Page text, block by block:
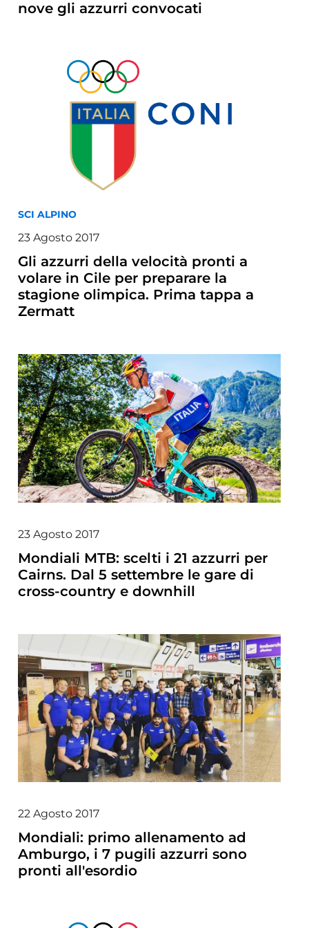
nove gli azzurri convocati
SCI ALPINO
23 Agosto 2017
Gli azzurri della velocità pronti a
volare in Cile per preparare la
stagione olimpica. Prima tappa a
Zermatt
23 Agosto 2017
Mondiali MTB: scelti i 21 azzurri per
Cairns. Dal 5 settembre le gare di
cross-country e downhill
22 Agosto 2017
Mondiali: primo allenamento ad
Amburgo, i 7 pugili azzurri sono
pronti all'esordio